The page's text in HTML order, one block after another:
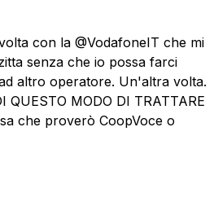
con la @VodafoneIT che mi
senza che io possa farci
altro operatore. Un'altra volta.
QUESTO MODO DI TRATTARE
che proverò CoopVoce o